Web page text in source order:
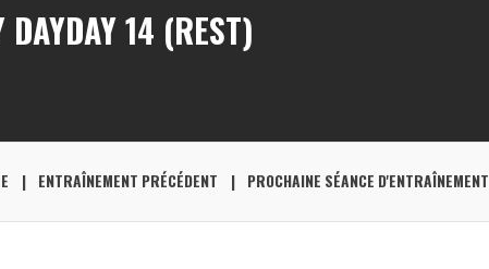
DAYDAY 14 (REST)
ENTRAÎNEMENT PRÉCÉDENT PROCHAINE SÉANCE D'ENTRAÎNEMENT